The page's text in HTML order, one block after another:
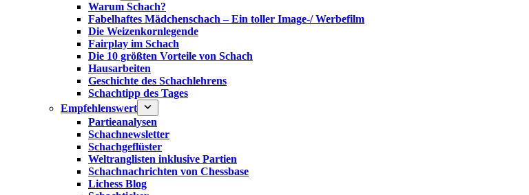
Warum Schach?
Fabelhaftes Mädchenschach – Ein toller Image-/ Werbefilm
Die Weizenkornlegende
Fairplay im Schach
Die 10 größten Vorteile von Schach‎
Hausarbeiten
Geschichte des Schachlehrens
Schachtipp des Tages
Empfehlenswert
Partieanalysen
Schachnewsletter
Schachgeflüster
Weltranglisten inklusive Partien
Schachnachrichten von Chessbase
Lichess Blog